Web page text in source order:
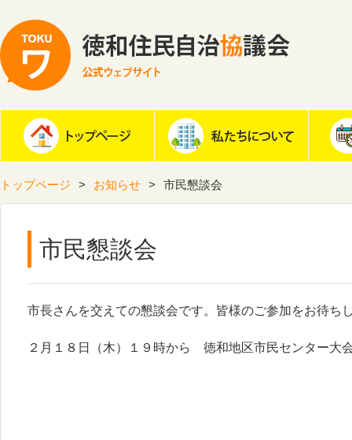
トップページ お知らせ 市民懇談会
市民懇談会
市長さんを交えての懇談会です。皆様のご参加をお待ち
２月１８日（木）１９時から 徳和地区市民センター大